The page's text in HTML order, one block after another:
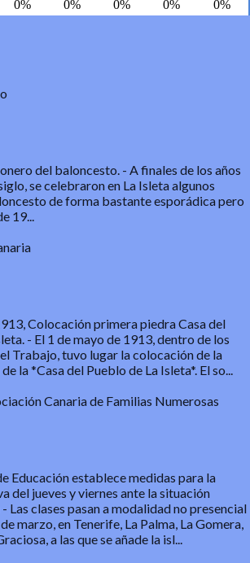
del baloncesto. - A finales de los años
se celebraron en La Isleta algunos
de forma bastante esporádica pero
19...
Colocación primera piedra Casa del
- El 1 de mayo de 1913, dentro de los
Trabajo, tuvo lugar la colocación de la
la *Casa del Pueblo de La Isleta*. El so...
Canaria de Familias Numerosas
Educación establece medidas para la
del jueves y viernes ante la situación
- Las clases pasan a modalidad no presencial
marzo, en Tenerife, La Palma, La Gomera,
a las que se añade la isl...